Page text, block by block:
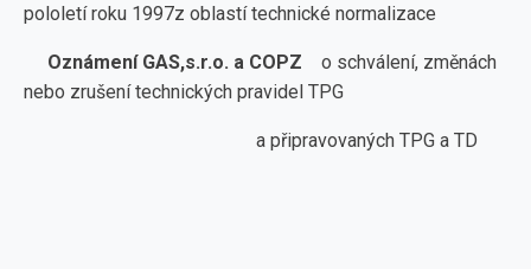
pololetí roku 1997z oblastí technické normalizace
Oznámení GAS,s.r.o. a COPZ o schválení, změnách
nebo zrušení technických pravidel TPG
a připravovaných TPG a TD